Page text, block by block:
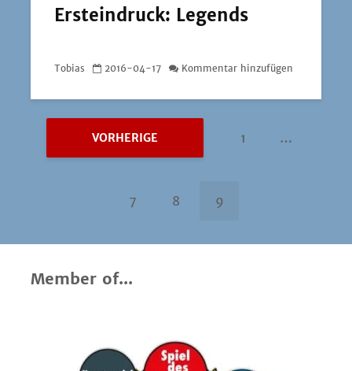
Ersteindruck: Legends
Tobias 2016-04-17 Kommentar hinzufügen
VORHERIGE 1 …
7 8 9
Member of...